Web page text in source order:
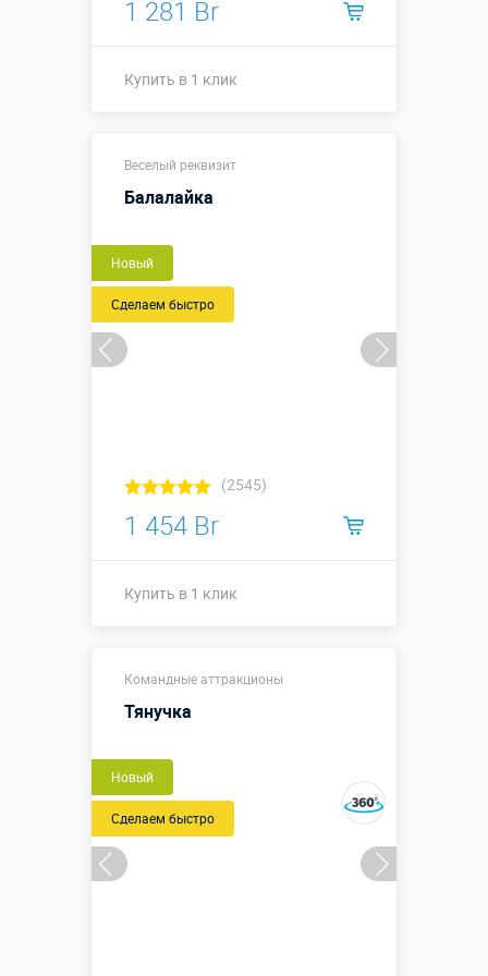
1 281 Br
Купить в 1 клик
Веселый реквизит
Балалайка
Новый
Сделаем быстро
(2545)
1 454 Br
Купить в 1 клик
Командные аттракционы
Тянучка
Новый
Сделаем быстро